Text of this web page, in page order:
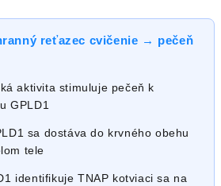
reťazec cvičenie → pečeň
aktivita stimuluje pečeň k
GPLD1
sa dostáva do krvného obehu
tele
identifikuje TNAP kotviaci sa na